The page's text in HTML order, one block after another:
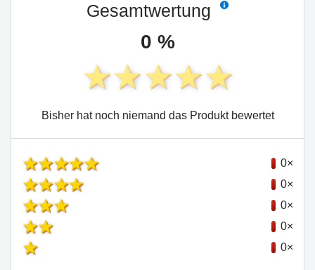
Gesamtwertung
0 %
Bisher hat noch niemand das Produkt bewertet
0×
0×
0×
0×
0×